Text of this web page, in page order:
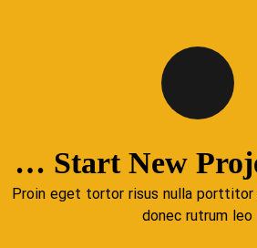
Start New
Proin eget tortor risus nulla porttitor
donec rutrum leo